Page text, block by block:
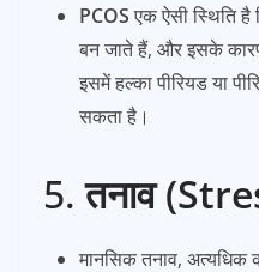
PCOSएक ऐसी स्थिति
बन जाते हैं, और इसके
इसमें हल्का पीरियड या
सकता है।
5.तनाव
मानसिक तनाव, अत्यधिक